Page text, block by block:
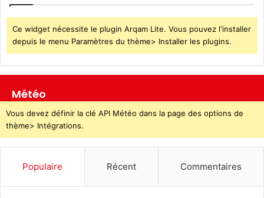
Ce widget nécessite le plugin Arqam Lite. Vous pouvez l'installer
depuis le menu Paramètres du thème> Installer les plugins.
Météo
Vous devez définir la clé API Météo dans la page des options de
thème> Intégrations.
Populaire Récent Commentaires